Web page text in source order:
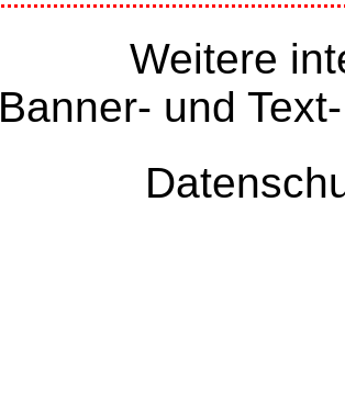
Weitere
Banner- und